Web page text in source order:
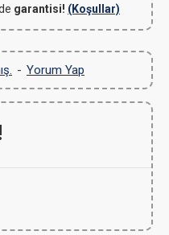
garantisi! (Koşullar)
- Yorum Yap